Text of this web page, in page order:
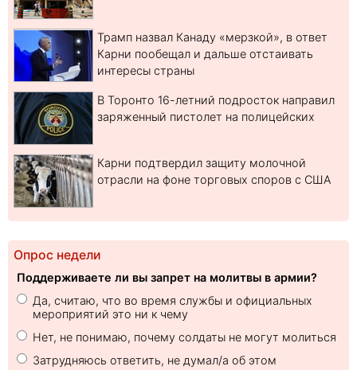
Трамп назвал Канаду «мерзкой», в ответ
Карни пообещал и дальше отстаивать
интересы страны
В Торонто 16-летний подросток направил
заряженный пистолет на полицейских
Карни подтвердил защиту молочной
отрасли на фоне торговых споров с США
Опрос недели
Поддерживаете ли вы запрет на молитвы в армии?
Да, считаю, что во время службы и официальных
мероприятий это ни к чему
Нет, не понимаю, почему солдаты не могут молиться
Затрудняюсь ответить, не думал/а об этом